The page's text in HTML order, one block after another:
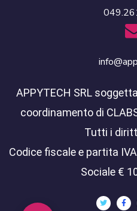
APPYTECH SRL
coordinamento di
Tutti i
Codice fiscale e partita
Sociale €